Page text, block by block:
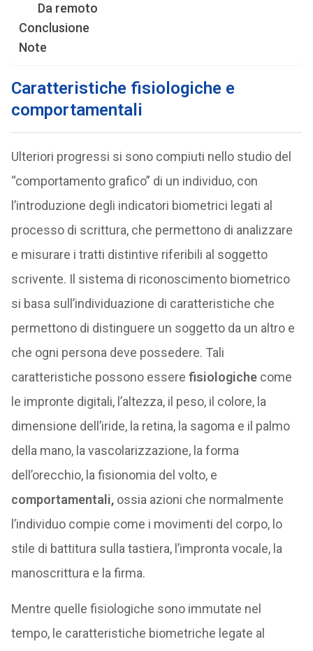
Da remoto
Conclusione
Note
Caratteristiche fisiologiche e
comportamentali
Ulteriori progressi si sono compiuti nello studio del
“comportamento grafico” di un individuo, con
l’introduzione degli indicatori biometrici legati al
processo di scrittura, che permettono di analizzare
e misurare i tratti distintive riferibili al soggetto
scrivente. Il sistema di riconoscimento biometrico
si basa sull’individuazione di caratteristiche che
permettono di distinguere un soggetto da un altro e
che ogni persona deve possedere. Tali
caratteristiche possono essere fisiologichecome
le impronte digitali, l’altezza, il peso, il colore, la
dimensione dell’iride, la retina, la sagoma e il palmo
della mano, la vascolarizzazione, la forma
dell’orecchio, la fisionomia del volto, e
comportamentali,ossia azioni che normalmente
l’individuo compie come i movimenti del corpo, lo
stile di battitura sulla tastiera, l’impronta vocale, la
manoscrittura e la firma.
Mentre quelle fisiologiche sono immutate nel
tempo, le caratteristiche biometriche legate al